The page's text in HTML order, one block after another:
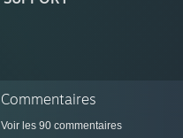
Commentaires
Voir les 90 commentaires